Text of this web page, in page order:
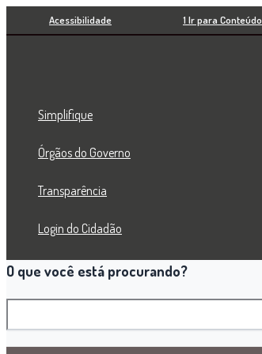
Ir
para
Acessibilidade 1 Ir para Conteúdo
Simplifique
Órgãos do Governo
Transparência
Login do Cidadão
O que você está procurando?
Pesquisar